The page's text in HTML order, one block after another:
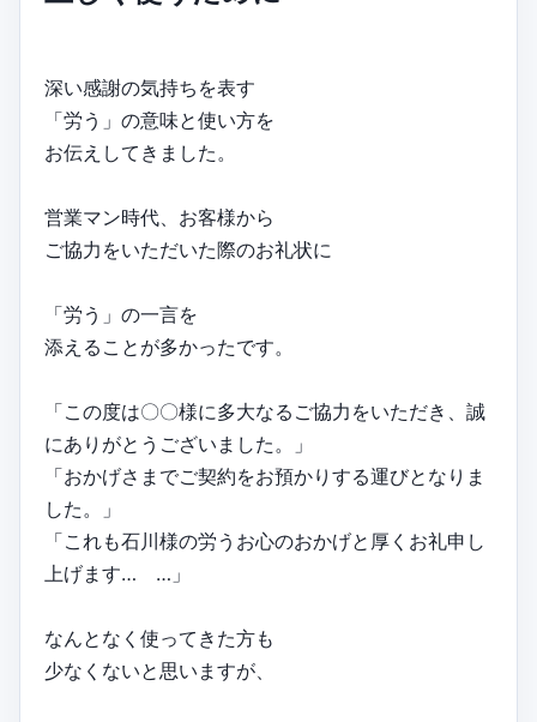
深い感謝の気持ちを表す
「労う」の意味と使い方を
お伝えしてきました。
営業マン時代、お客様から
ご協力をいただいた際のお礼状に
「労う」の一言を
添えることが多かったです。
「この度は〇〇様に多大なるご協力をいただき、誠
にありがとうございました。」
「おかげさまでご契約をお預かりする運びとなりま
した。」
「これも石川様の労うお心のおかげと厚くお礼申し
上げます… …」
なんとなく使ってきた方も
少なくないと思いますが、